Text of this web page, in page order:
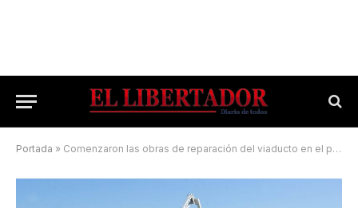
Portada » Comenzaron las obras de reparación del viaducto en el paso Santa Rosa